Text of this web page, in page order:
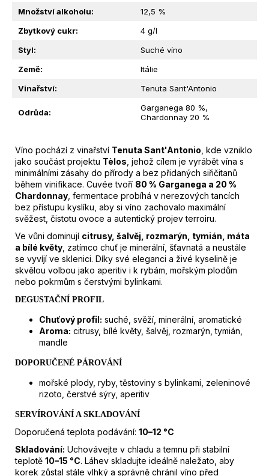
Množství alkoholu:
12,5 %
Zbytkový cukr:
4 g/l
Styl:
Suché víno
Země:
Itálie
Vinařství: Tenuta Sant'Antonio
Odrůda:
Garganega 80 %,
Chardonnay 20 %
Víno pochází z vinařství Tenuta Sant'Antonio , kde vzniklo
jako součást projektu Tèlos , jehož cílem je vyrábět vína s
minimálními zásahy do přírody a bez přidaných siřičitanů
během vinifikace. Cuvée tvoří 80 % Garganega a 20 %
Chardonnay , fermentace probíhá v nerezových tancích
bez přístupu kyslíku, aby si víno zachovalo maximální
svěžest, čistotu ovoce a autentický projev terroiru.
Ve vůni dominují citrusy, šalvěj, rozmarýn, tymián, máta
a bílé květy , zatímco chuť je minerální, šťavnatá a neustále
se vyvíjí ve sklenici. Díky své eleganci a živé kyselině je
skvělou volbou jako aperitiv i k rybám, mořským plodům
nebo pokrmům s čerstvými bylinkami.
DEGUSTAČNÍ PROFIL
Chuťový profil: suché, svěží, minerální, aromatické
Aroma: citrusy, bílé květy, šalvěj, rozmarýn, tymián,
mandle
DOPORUČENÉ PÁROVÁNÍ
mořské plody, ryby, těstoviny s bylinkami, zeleninové
rizoto, čerstvé sýry, aperitiv
SERVÍROVÁNÍ A SKLADOVÁNÍ
Doporučená teplota podávání: 10–12 °C
Skladování: Uchovávejte v chladu a temnu při stabilní
teplotě 10–15 °C. Láhev skladujte ideálně naležato, aby
korek zůstal stále vlhký a správně chránil víno před
OCET
LA
DISPENSA
100ML
105
Původně: